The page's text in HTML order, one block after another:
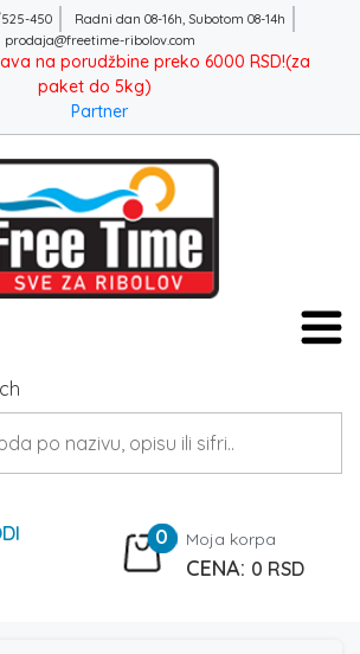
450
Radni dan 08-16h, Subotom 08-14h
prodaja@freetime-ribolov.com
na porudžbine preko 6000 RSD!(za
paket do 5kg)
Partner
0 Moja korpa
0 RSD